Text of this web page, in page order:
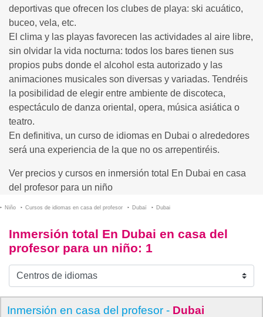
deportivas que ofrecen los clubes de playa: ski acuático,
buceo, vela, etc.
El clima y las playas favorecen las actividades al aire libre,
sin olvidar la vida nocturna: todos los bares tienen sus
propios pubs donde el alcohol esta autorizado y las
animaciones musicales son diversas y variadas. Tendréis
la posibilidad de elegir entre ambiente de discoteca,
espectáculo de danza oriental, opera, música asiática o
teatro.
En definitiva, un curso de idiomas en Dubai o alrededores
será una experiencia de la que no os arrepentiréis.
Ver precios y cursos en inmersión total En Dubai en casa
del profesor para un niño
Niño Cursos de idiomas en casa del profesor Dubaï Dubai
Inmersión total En Dubai en casa del
profesor para un niño: 1
Inmersión en casa del profesor - Dubai